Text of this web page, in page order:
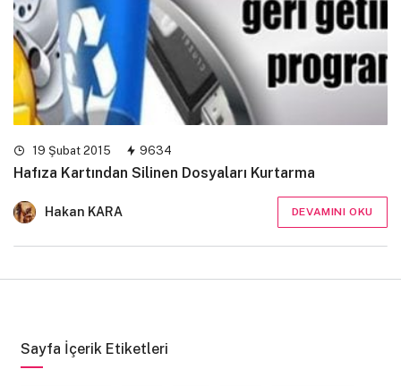
19 Şubat 2015 9634
Hafıza Kartından Silinen Dosyaları Kurtarma
Hakan KARA DEVAMINI OKU
Sayfa İçerik Etiketleri